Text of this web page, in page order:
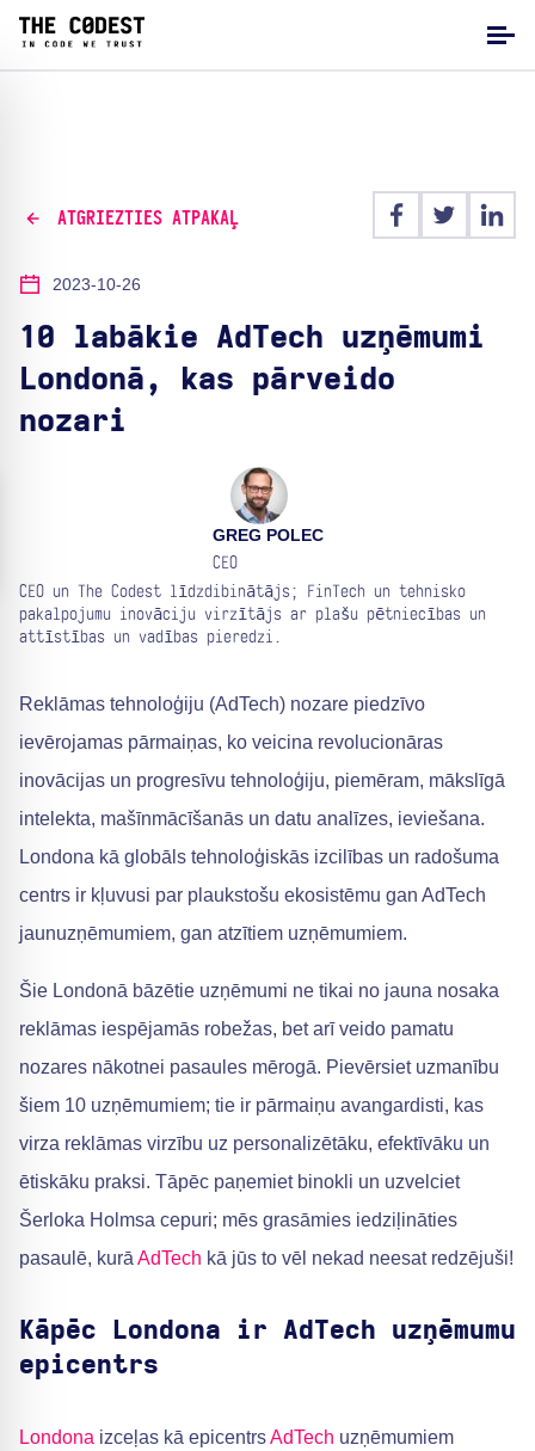
ATGRIEZTIES ATPAKAĻ
2023-10-26
10 labākie AdTech uzņēmumi
Londonā, kas pārveido
nozari
GREG POLEC
CEO
CEO un The Codest līdzdibinātājs; FinTech un tehnisko
pakalpojumu inovāciju virzītājs ar plašu pētniecības un
attīstības un vadības pieredzi.
Reklāmas tehnoloģiju (AdTech) nozare piedzīvo
ievērojamas pārmaiņas, ko veicina revolucionāras
inovācijas un progresīvu tehnoloģiju, piemēram, mākslīgā
intelekta, mašīnmācīšanās un datu analīzes, ieviešana.
Londona kā globāls tehnoloģiskās izcilības un radošuma
centrs ir kļuvusi par plaukstošu ekosistēmu gan AdTech
jaunuzņēmumiem, gan atzītiem uzņēmumiem.
Šie Londonā bāzētie uzņēmumi ne tikai no jauna nosaka
reklāmas iespējamās robežas, bet arī veido pamatu
nozares nākotnei pasaules mērogā. Pievērsiet uzmanību
šiem 10 uzņēmumiem; tie ir pārmaiņu avangardisti, kas
virza reklāmas virzību uz personalizētāku, efektīvāku un
ētiskāku praksi. Tāpēc paņemiet binokli un uzvelciet
Šerloka Holmsa cepuri; mēs grasāmies iedziļināties
pasaulē, kurā AdTech kā jūs to vēl nekad neesat redzējuši!
Kāpēc Londona ir AdTech uzņēmumu
epicentrs
Londona izceļas kā epicentrsAdTech uzņēmumiem